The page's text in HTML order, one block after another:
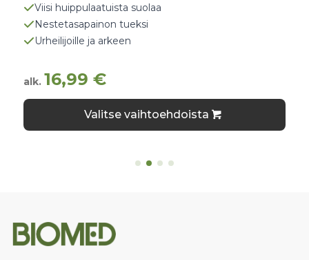
Viisi huippulaatuista suolaa
Nestetasapainon tueksi
Urheilijoille ja arkeen
alk. 16,99€
Valitse vaihtoehdoista
Tällä
on
sivulla.